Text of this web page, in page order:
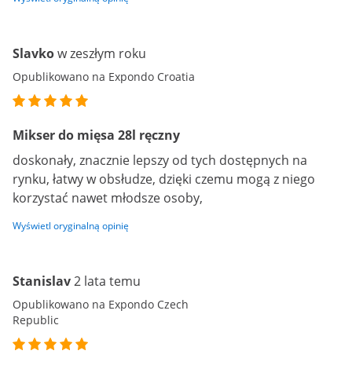
Slavkow zeszłym roku
Opublikowano na Expondo Croatia
Mikser do mięsa 28l ręczny
doskonały, znacznie lepszy od tych dostępnych na
rynku, łatwy w obsłudze, dzięki czemu mogą z niego
korzystać nawet młodsze osoby,
Wyświetl oryginalną opinię
Stanislav2 lata temu
Opublikowano na Expondo Czech
Republic